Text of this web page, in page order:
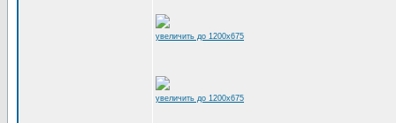
увеличить до 1200x675
увеличить до 1200x675